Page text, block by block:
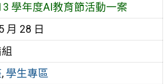
學年度AI教育節活動一案
月 28 日
, 學生專區